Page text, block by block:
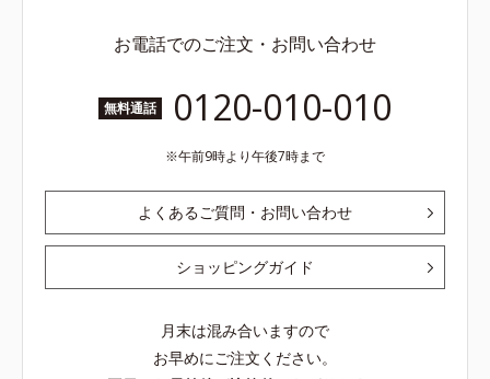
お電話でのご注文・お問い合わせ
無料通話 0120-010-010
午前9時より午後7時まで
よくあるご質問・お問い合わせ
ショッピングガイド
月末は混み合いますので
お早めにご注文ください。